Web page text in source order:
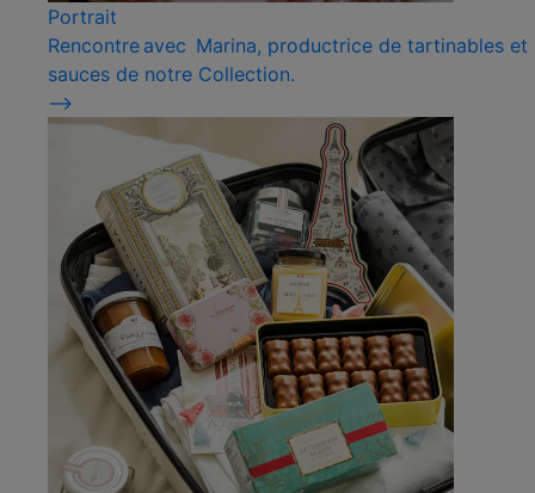
Portrait
Rencontre avec Marina, productrice de tartinables et
sauces de notre Collection.
⟶